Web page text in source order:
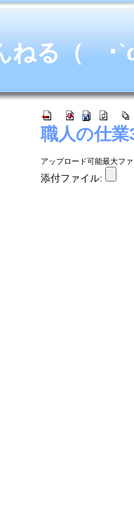
ねる（ ･
職人の仕業
アップロード可能最大フ
添付ファイル: